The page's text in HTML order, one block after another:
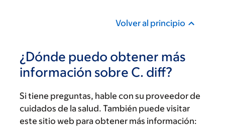
Volver al principio
¿Dónde puedo obtener más
información sobre C. diff?
Si tiene preguntas, hable con su proveedor de
cuidados de la salud. También puede visitar
este sitio web para obtener más información: